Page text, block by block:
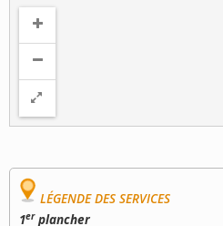
LÉGENDE DES SERVICES
1erplancher